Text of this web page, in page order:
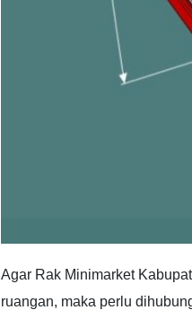
Agar Rak Minimarket
ruangan, maka perlu